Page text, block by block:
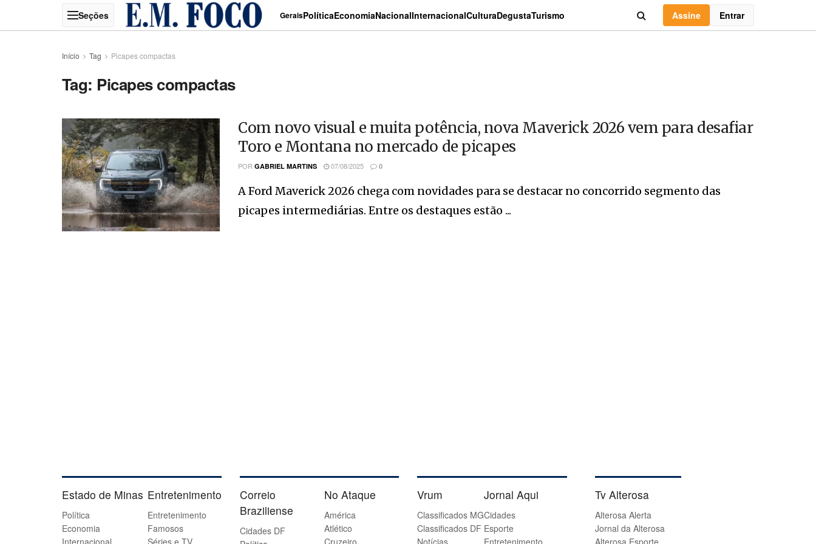
GeraisPolíticaEconomiaNacionalInternacionalCulturaDegustaTurismo Assine Entrar
Início Tag Picapes compactas
Tag: Picapes compactas
Com novo visual e muita potência, nova Maverick 2026 vem para desafiar
Toro e Montana no mercado de picapes
POR GABRIEL MARTINS 07/08/2025 0
A Ford Maverick 2026 chega com novidades para se destacar no concorrido segmento das
picapes intermediárias. Entre os destaques estão ...
Estado de Minas
Política
Economia
Internacional
Entretenimento
Entretenimento
Famosos
Séries e TV
Correio
Braziliense
Cidades DF
No Ataque
América
Atlético
Cruzeiro
Vrum
Classificados MG
Classificados DF
Notícias
Jornal Aqui
Cidades
Esporte
Entretenimento
Tv Alterosa
Alterosa Alerta
Jornal da Alterosa
Alterosa Esporte